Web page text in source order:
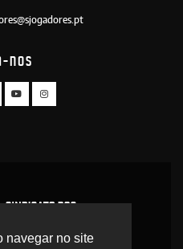
navegar no site
nos